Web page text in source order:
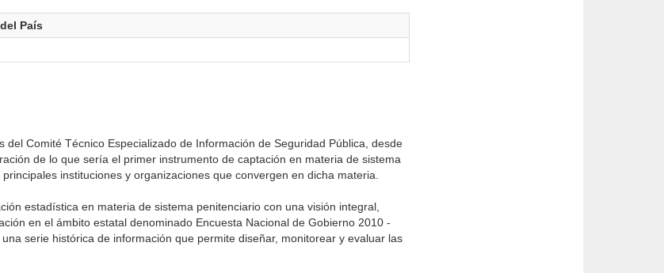
País
Comité Técnico Especializado de Información de Seguridad Pública, desde
de lo que sería el primer instrumento de captación en materia de sistema
instituciones y organizaciones que convergen en dicha materia.
estadística en materia de sistema penitenciario con una visión integral,
en el ámbito estatal denominado Encuesta Nacional de Gobierno 2010 -
serie histórica de información que permite diseñar, monitorear y evaluar las